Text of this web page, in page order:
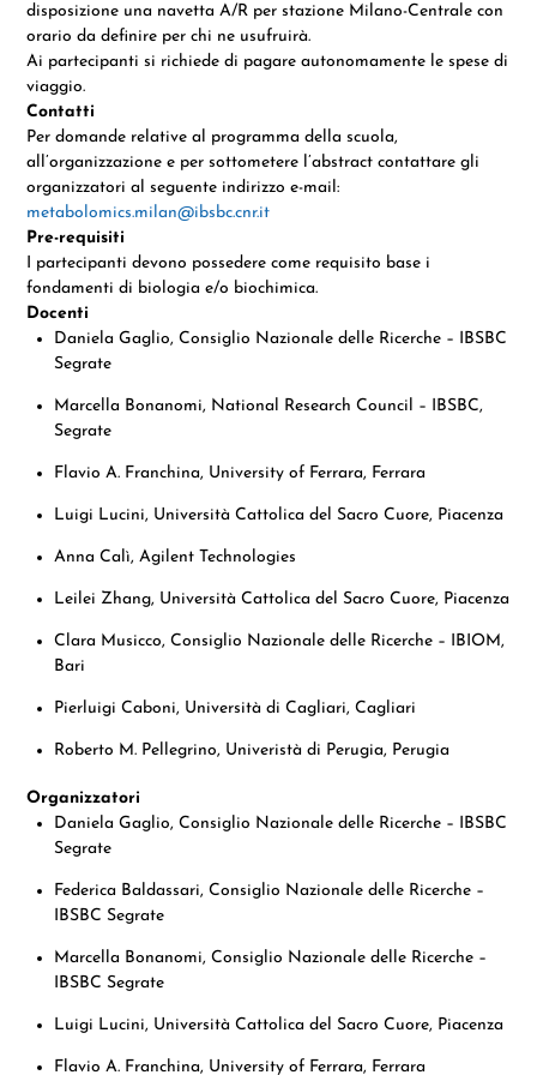
disposizione una navetta A/R per stazione Milano-Centrale con
orario da definire per chi ne usufruirà.
Ai partecipanti si richiede di pagare autonomamente le spese di
viaggio.
Contatti
Per domande relative al programma della scuola,
all’organizzazione e per sottometere l’abstract contattare gli
organizzatori al seguente indirizzo e-mail:
metabolomics.milan@ibsbc.cnr.it
Pre-requisiti
I partecipanti devono possedere come requisito base i
fondamenti di biologia e/o biochimica.
Docenti
Daniela Gaglio, Consiglio Nazionale delle Ricerche – IBSBC
Segrate
Marcella Bonanomi, National Research Council – IBSBC,
Segrate
Flavio A. Franchina, University of Ferrara, Ferrara
Luigi Lucini, Università Cattolica del Sacro Cuore, Piacenza
Anna Calì, Agilent Technologies
Leilei Zhang, Università Cattolica del Sacro Cuore, Piacenza
Clara Musicco, Consiglio Nazionale delle Ricerche – IBIOM,
Bari
Pierluigi Caboni, Università di Cagliari, Cagliari
Roberto M. Pellegrino, Univeristà di Perugia, Perugia
Organizzatori
Daniela Gaglio, Consiglio Nazionale delle Ricerche – IBSBC
Segrate
Federica Baldassari, Consiglio Nazionale delle Ricerche –
IBSBC Segrate
Marcella Bonanomi, Consiglio Nazionale delle Ricerche –
IBSBC Segrate
Luigi Lucini, Università Cattolica del Sacro Cuore, Piacenza
Flavio A. Franchina, University of Ferrara, Ferrara